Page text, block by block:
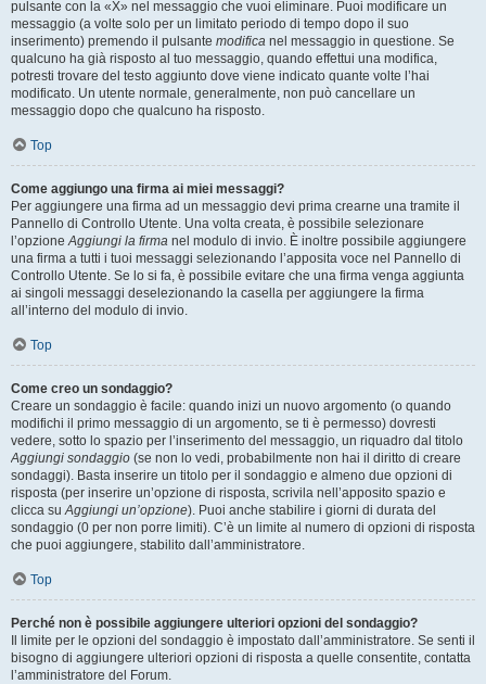
pulsante con la «X» nel messaggio che vuoi eliminare. Puoi modificare un
messaggio (a volte solo per un limitato periodo di tempo dopo il suo
inserimento) premendo il pulsante modifica nel messaggio in questione. Se
qualcuno ha già risposto al tuo messaggio, quando effettui una modifica,
potresti trovare del testo aggiunto dove viene indicato quante volte l’hai
modificato. Un utente normale, generalmente, non può cancellare un
messaggio dopo che qualcuno ha risposto.
Top
Come aggiungo una firma ai miei messaggi?
Per aggiungere una firma ad un messaggio devi prima crearne una tramite il
Pannello di Controllo Utente. Una volta creata, è possibile selezionare
l’opzioneAggiungi la firma nel modulo di invio. È inoltre possibile aggiungere
una firma a tutti i tuoi messaggi selezionando l’apposita voce nel Pannello di
Controllo Utente. Se lo si fa, è possibile evitare che una firma venga aggiunta
ai singoli messaggi deselezionando la casella per aggiungere la firma
all’interno del modulo di invio.
Top
Come creo un sondaggio?
Creare un sondaggio è facile: quando inizi un nuovo argomento (o quando
modifichi il primo messaggio di un argomento, se ti è permesso) dovresti
vedere, sotto lo spazio per l’inserimento del messaggio, un riquadro dal titolo
Aggiungi sondaggio (se non lo vedi, probabilmente non hai il diritto di creare
sondaggi). Basta inserire un titolo per il sondaggio e almeno due opzioni di
risposta (per inserire un’opzione di risposta, scrivila nell’apposito spazio e
clicca suAggiungi un’opzione). Puoi anche stabilire i giorni di durata del
sondaggio (0 per non porre limiti). C’è un limite al numero di opzioni di risposta
che puoi aggiungere, stabilito dall’amministratore.
Top
Perché non è possibile aggiungere ulteriori opzioni del sondaggio?
Il limite per le opzioni del sondaggio è impostato dall’amministratore. Se senti il
bisogno di aggiungere ulteriori opzioni di risposta a quelle consentite, contatta
l’amministratore del Forum.